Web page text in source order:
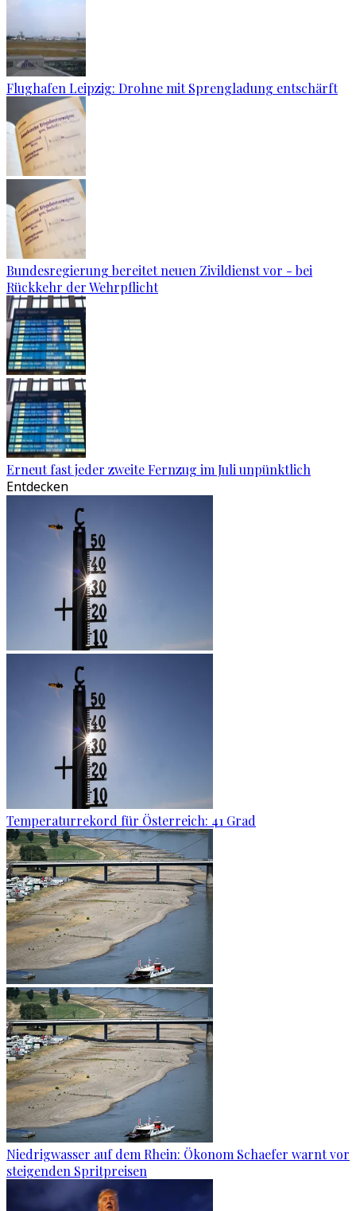
Flughafen Leipzig: Drohne mit Sprengladung entschärft
Bundesregierung bereitet neuen Zivildienst vor - bei
Rückkehr der Wehrpflicht
Erneut fast jeder zweite Fernzug im Juli unpünktlich
Entdecken
Temperaturrekord für Österreich: 41 Grad
Niedrigwasser auf dem Rhein: Ökonom Schaefer warnt vor
steigenden Spritpreisen